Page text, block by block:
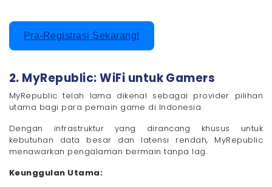
Pra-Registrasi Sekarang!
2. MyRepublic: WiFi untuk Gamers
MyRepublic telah lama dikenal sebagai provider pilihan
utama bagi para pemain game di Indonesia.
Dengan infrastruktur yang dirancang khusus untuk
kebutuhan data besar dan latensi rendah, MyRepublic
menawarkan pengalaman bermain tanpa lag.
Keunggulan Utama: